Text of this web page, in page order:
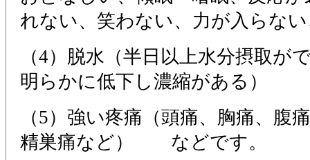
れない、笑わない、力が入らな
（4）脱水（半日以上水分摂取が
明らかに低下し濃縮がある）
（5）強い疼痛（頭痛、胸痛、腹
精巣痛など） などです。